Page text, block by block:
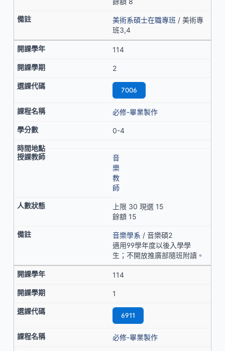
美術系碩士在職專班 / 美術專
班3,4
114
2
7006
必修-畢業製作
0-4
音
樂
教
師
上限 30 現選 15
餘額 15
音樂學系 / 音樂碩2
適用99學年度以後入學學
生；不開放推廣部隨班附讀。
114
1
6911
必修-畢業製作